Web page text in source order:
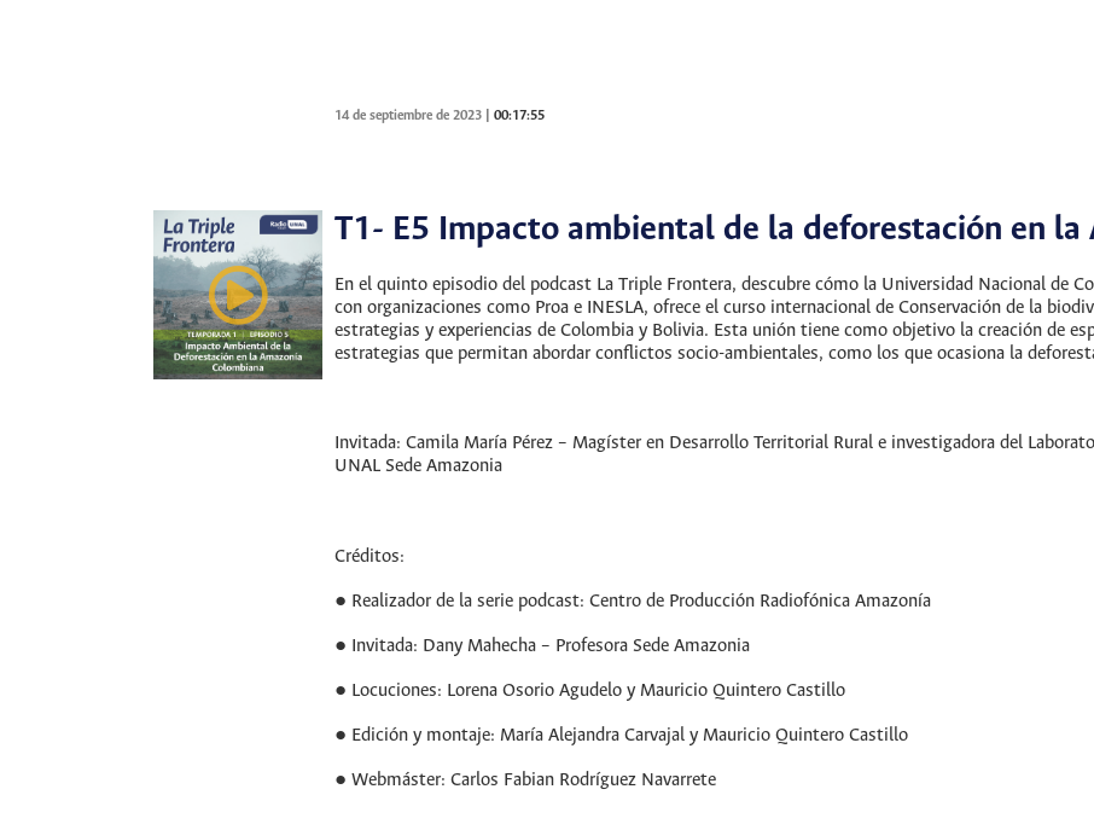
14 de septiembre de 2023 00:17:55
T1- E5 Impacto ambiental de la deforestación en la
En el quinto episodio del podcast La Triple Frontera, descubre cómo la Universidad Nacional de
con organizaciones como Proa e INESLA, ofrece el curso internacional de Conservación de la
estrategias y experiencias de Colombia y Bolivia. Esta unión tiene como objetivo la creación de
estrategias que permitan abordar conflictos socio-ambientales, como los que ocasiona la
Invitada: Camila María Pérez – Magíster en Desarrollo Territorial Rural e investigadora del
UNAL Sede Amazonia
Créditos:
● Realizador de la serie podcast: Centro de Producción Radiofónica Amazonía
● Invitada: Dany Mahecha – Profesora Sede Amazonia
● Locuciones: Lorena Osorio Agudelo y Mauricio Quintero Castillo
● Edición y montaje: María Alejandra Carvajal y Mauricio Quintero Castillo
● Webmáster: Carlos Fabian Rodríguez Navarrete